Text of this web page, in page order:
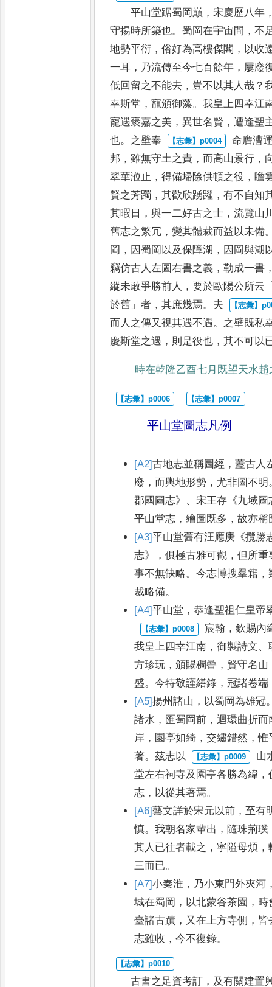
平山堂踞蜀岡巔 ，宋慶歷八年
守揚時所築也。蜀岡在宇宙間 ，不
地勢平衍 ，俗好為高樓傑閣 ， 以收
一耳 ， 乃流傳至今七百餘年 ， 屢廢
低回留之不能去 ， 豈不以其人哉 ？
幸斯堂 ，寵頒御藻。我皇上四幸江
寵遇褒嘉之美 ，異世名賢 ，遭逢聖
也。 之壁奉
命膺漕
邦 ，雖無守土之責 ，而高山景行 ，
翠華涖止 ，得備埽除供頓之役 ， 瞻
賢之芳躅 ，其歡欣踴躍 ，有不自知
其暇日 ，與一二好古之士 ，流覽山
舊志之繁冗 ，變其體裁而益以未備
岡 ， 因蜀岡以及保障湖 ， 因岡與湖
竊仿古人左圖右書之義 ，勒成一書
縱未敢爭勝前人 ，要於歐陽公所云
於舊 」者 ，其庶幾焉。 夫
而人之傳又視其遇不遇。 之壁既私
慶斯堂之遇 ， 則是役也 ，其不可以
時在乾隆乙酉七月既望天水趙
平山堂圖志凡例
[A2]古地志並稱圖經 ，蓋古人
廢 ， 而輿地形勢 ， 尤非圖不明
郡國 圖志》、宋王存 《九域圖
平山堂志 ，繪 圖既多 ，故亦稱
[A3]平山堂舊有汪應庚 《攬勝
志》，俱極古雅可觀 ，但所重
事不無缺略。今志博搜羣籍 ，
裁略備。
[A4]平山堂 ，恭逢聖祖仁皇帝
宸翰 ，欽賜內
我皇上四幸江南 ，御製詩文、
方珍玩 ，頒賜稠曡 ， 賢守名山
盛。今特敬謹繕錄 ， 冠諸卷端
[A5]揚州諸山 ， 以蜀岡為雄冠
諸水 ， 匯蜀岡前 ，迴環曲折而
岸 ， 園亭如綺 ，交繡錯然 ，惟
著。茲志以
山
堂左右祠寺及園亭各勝為緯 ，
志 ， 以從其著焉。
[A6]藝文詳於宋元以前 ， 至有
慎。我朝名家輩出 ， 隨珠荊璞
其人已往者載之 ，寧隘母煩 ，
三而已。
[A7]小秦淮 ， 乃小東門外夾河
城在蜀岡 ， 以北蒙谷茶園 ， 時
臺諸古蹟 ， 又在上方寺側 ， 皆
志雖收 ，今不復錄。
古書之足資考訂 ， 及有關建置